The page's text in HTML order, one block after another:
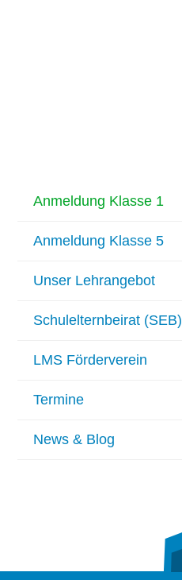
Anmeldung Klasse 1
Anmeldung Klasse 5
Unser Lehrangebot
Schulelternbeirat (SEB)
LMS Förderverein
Termine
News & Blog